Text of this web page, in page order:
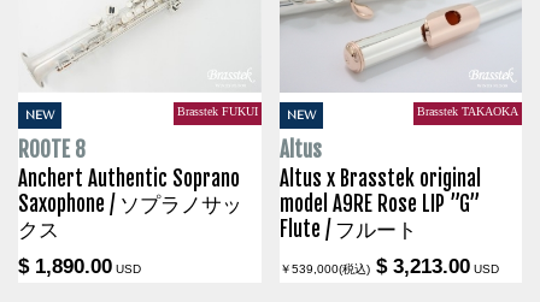
NEW Brasstek FUKUI
ROOTE 8
Anchert Authentic Soprano
Saxophone / ソプラノサッ
クス
$ 1,890.00 USD
NEW Brasstek TAKAOKA
Altus
Altus x Brasstek original
model A9RE Rose LIP ”G”
Flute / フルート
￥539,000(税込) $ 3,213.00USD